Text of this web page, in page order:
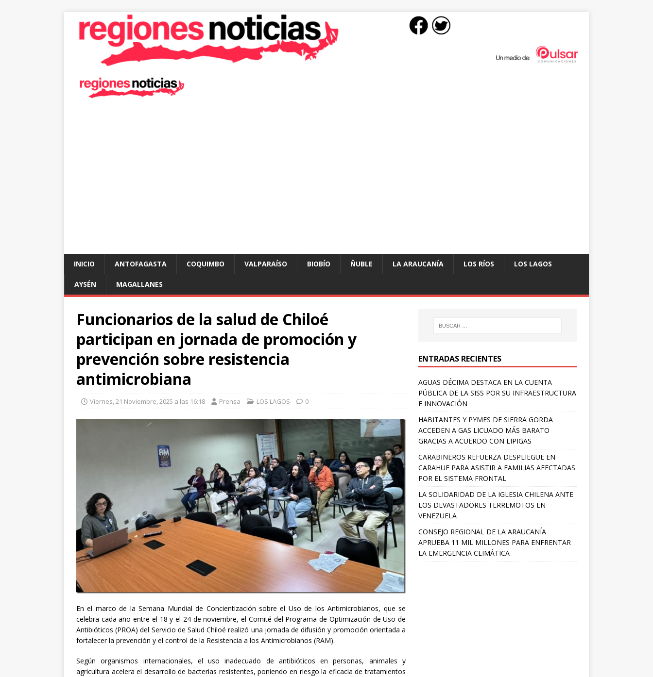
INICIO ANTOFAGASTA COQUIMBO VALPARAÍSO BIOBÍO ÑUBLE LA ARAUCANÍA LOS RÍOS LOS LAGOS
AYSÉN MAGALLANES
Funcionarios de la salud de Chiloé
participan en jornada de promoción y
prevención sobre resistencia
antimicrobiana
Viernes, 21 Noviembre, 2025 a las 16:18 Prensa LOS LAGOS 0
En el marco de la Semana Mundial de Concientización sobre el Uso de los Antimicrobianos, que se
celebra cada año entre el 18 y el 24 de noviembre, el Comité del Programa de Optimización de Uso de
Antibióticos (PROA) del Servicio de Salud Chiloé realizó una jornada de difusión y promoción orientada a
fortalecer la prevención y el control de la Resistencia a los Antimicrobianos (RAM).
Según organismos internacionales, el uso inadecuado de antibióticos en personas, animales y
agricultura acelera el desarrollo de bacterias resistentes, poniendo en riesgo la eficacia de tratamientos
ENTRADAS RECIENTES
AGUAS DÉCIMA DESTACA EN LA CUENTA
PÚBLICA DE LA SISS POR SU INFRAESTRUCTURA
E INNOVACIÓN
HABITANTES Y PYMES DE SIERRA GORDA
ACCEDEN A GAS LICUADO MÁS BARATO
GRACIAS A ACUERDO CON LIPIGAS
CARABINEROS REFUERZA DESPLIEGUE EN
CARAHUE PARA ASISTIR A FAMILIAS AFECTADAS
POR EL SISTEMA FRONTAL
LA SOLIDARIDAD DE LA IGLESIA CHILENA ANTE
LOS DEVASTADORES TERREMOTOS EN
VENEZUELA
CONSEJO REGIONAL DE LA ARAUCANÍA
APRUEBA 11 MIL MILLONES PARA ENFRENTAR
LA EMERGENCIA CLIMÁTICA